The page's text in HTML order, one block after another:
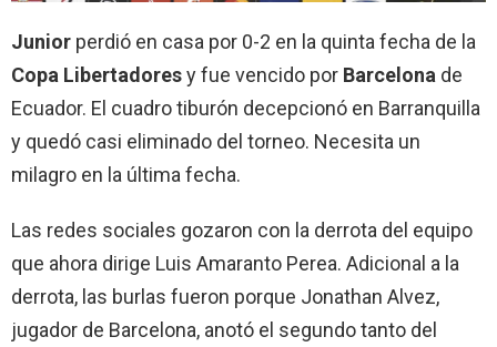
Junior perdió en casa por 0-2 en la quinta fecha de la
Copa Libertadoresy fue vencido por Barcelona de
Ecuador. El cuadro tiburón decepcionó en Barranquilla
y quedó casi eliminado del torneo. Necesita un
milagro en la última fecha.
Las redes sociales gozaron con la derrota del equipo
que ahora dirige Luis Amaranto Perea. Adicional a la
derrota, las burlas fueron porque Jonathan Alvez,
jugador de Barcelona, anotó el segundo tanto del